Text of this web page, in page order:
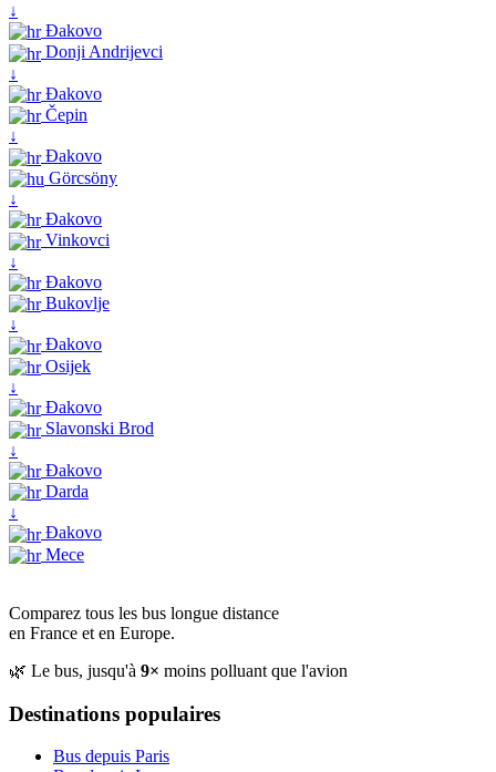
↓
Đakovo
Donji Andrijevci
↓
Đakovo
Čepin
↓
Đakovo
Görcsöny
↓
Đakovo
Vinkovci
↓
Đakovo
Bukovlje
↓
Đakovo
Osijek
↓
Đakovo
Slavonski Brod
↓
Đakovo
Darda
↓
Đakovo
Mece
Comparez tous les bus longue distance
en France et en Europe.
🌿 Le bus, jusqu'à 9× moins polluant que l'avion
Destinations populaires
Bus depuis Paris